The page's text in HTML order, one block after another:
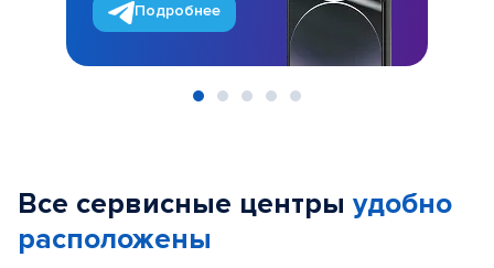
Подробнее
Все сервисные центры удобно
расположены